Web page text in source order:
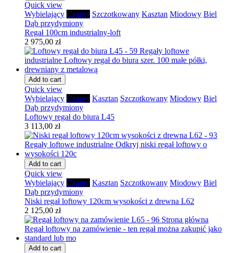
Quick view
Wybielający Czarny Szczotkowany Kasztan Miodowy Biel
Dąb przydymiony
Regał 100cm industrialny-loft
2 975,00 zł
Add to cart
Quick view
Wybielający Czarny Kasztan Szczotkowany Miodowy Biel
Dąb przydymiony
Loftowy regał do biura L45
3 113,00 zł
Add to cart
Quick view
Wybielający Czarny Kasztan Szczotkowany Miodowy Biel
Dąb przydymiony
Niski regał loftowy 120cm wysokości z drewna L62
2 125,00 zł
Add to cart